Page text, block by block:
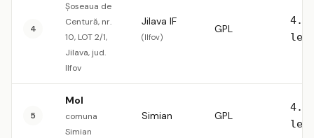
4
Șoseaua de
Centură, nr.
10, LOT 2/1,
Jilava, jud.
Ilfov
Jilava IF
(Ilfov)
GPL
5
Mol
comuna
Simian
Simian GPL